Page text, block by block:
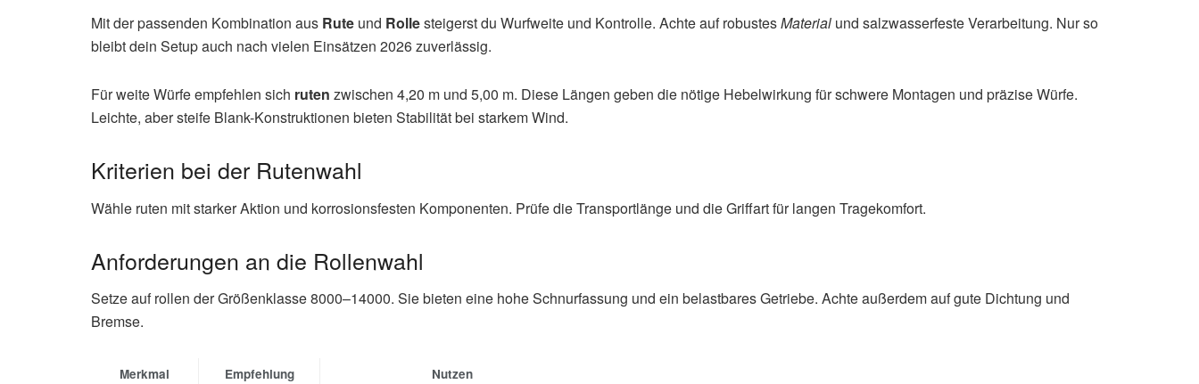
Mit der passenden Kombination aus Rute und Rollesteigerst du Wurfweite und Kontrolle. Achte auf robustesMaterial und salzwasserfeste Verarbeitung. Nur so
bleibt dein Setup auch nach vielen Einsätzen 2026 zuverlässig.
Für weite Würfe empfehlen sich ruten zwischen 4,20 m und 5,00 m. Diese Längen geben die nötige Hebelwirkung für schwere Montagen und präzise Würfe.
Leichte, aber steife Blank-Konstruktionen bieten Stabilität bei starkem Wind.
Kriterien bei der Rutenwahl
Wähle ruten mit starker Aktion und korrosionsfesten Komponenten. Prüfe die Transportlänge und die Griffart für langen Tragekomfort.
Anforderungen an die Rollenwahl
Setze auf rollen der Größenklasse 8000–14000. Sie bieten eine hohe Schnurfassung und ein belastbares Getriebe. Achte außerdem auf gute Dichtung und
Bremse.
Merkmal Empfehlung Nutzen